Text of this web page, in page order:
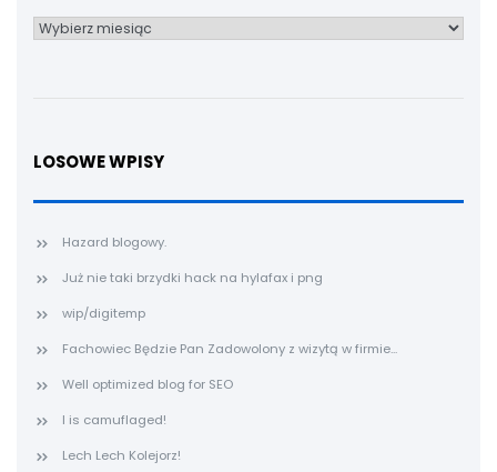
Archiwum
LOSOWE WPISY
Hazard blogowy.
Już nie taki brzydki hack na hylafax i png
wip/digitemp
Fachowiec Będzie Pan Zadowolony z wizytą w firmie...
Well optimized blog for SEO
I is camuflaged!
Lech Lech Kolejorz!